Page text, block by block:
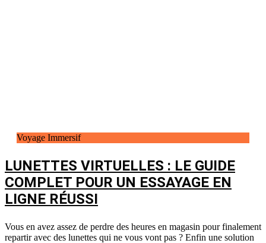
Voyage Immersif
LUNETTES VIRTUELLES : LE GUIDE
COMPLET POUR UN ESSAYAGE EN
LIGNE RÉUSSI
Vous en avez assez de perdre des heures en magasin pour finalement
repartir avec des lunettes qui ne vous vont pas ? Enfin une solution